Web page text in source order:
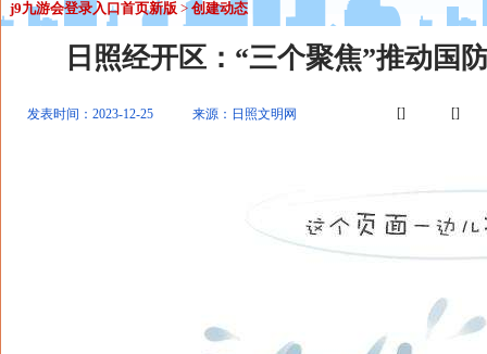
j9九游会登录入口首页新版 > 创建动态
日照经开区：“三个聚焦”推动国
发表时间：2023-12-25 来源：日照文明网 [] []